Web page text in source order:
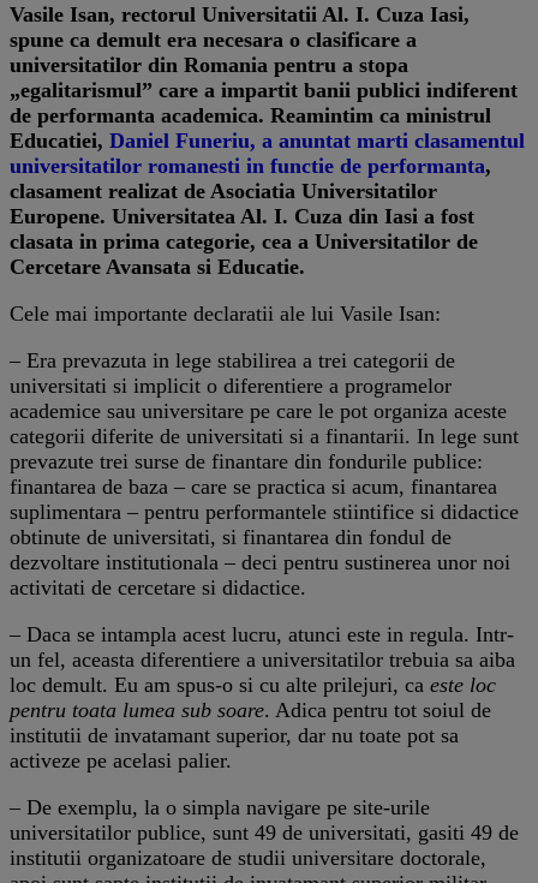
Vasile Isan, rectorul Universitatii Al. I. Cuza Iasi,
spune ca demult era necesara o clasificare a
universitatilor din Romania pentru a stopa
„egalitarismul” care a impartit banii publici indiferent
de performanta academica. Reamintim ca ministrul
Educatiei, Daniel Funeriu, a anuntat marti clasamentul
universitatilor romanesti in functie de performanta,
clasament realizat de Asociatia Universitatilor
Europene. Universitatea Al. I. Cuza din Iasi a fost
clasata in prima categorie, cea a Universitatilor de
Cercetare Avansata si Educatie.
Cele mai importante declaratii ale lui Vasile Isan:
– Era prevazuta in lege stabilirea a trei categorii de
universitati si implicit o diferentiere a programelor
academice sau universitare pe care le pot organiza aceste
categorii diferite de universitati si a finantarii. In lege sunt
prevazute trei surse de finantare din fondurile publice:
finantarea de baza – care se practica si acum, finantarea
suplimentara – pentru performantele stiintifice si didactice
obtinute de universitati, si finantarea din fondul de
dezvoltare institutionala – deci pentru sustinerea unor noi
activitati de cercetare si didactice.
– Daca se intampla acest lucru, atunci este in regula. Intr-
un fel, aceasta diferentiere a universitatilor trebuia sa aiba
loc demult. Eu am spus-o si cu alte prilejuri, ca este loc
pentru toata lumea sub soare. Adica pentru tot soiul de
institutii de invatamant superior, dar nu toate pot sa
activeze pe acelasi palier.
– De exemplu, la o simpla navigare pe site-urile
universitatilor publice, sunt 49 de universitati, gasiti 49 de
institutii organizatoare de studii universitare doctorale,